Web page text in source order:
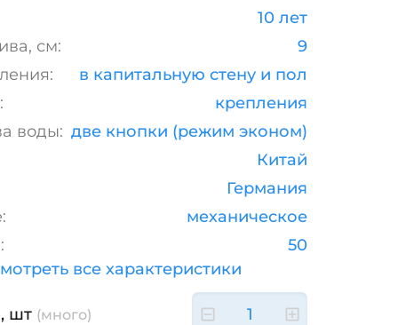
10 лет
см:
9
в капитальную стену и пол
крепления
воды: две кнопки (режим эконом)
Китай
Германия
механическое
50
все характеристики
шт (много)